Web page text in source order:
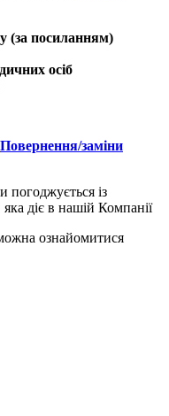
(за посиланням)
осіб
Повернення/заміни
погоджується із
яка діє в нашій Компанії
ознайомитися